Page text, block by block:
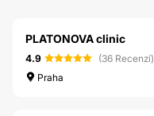
PLATONOVA clinic
4.9 (36 Recenzí)
Praha